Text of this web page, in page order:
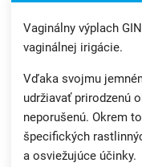
Vaginálny výplach
vaginálnej irigácie.
Vďaka svojmu
udržiavať prirodzenú
neporušenú. Okrem
špecifických
a osviežujúce účinky.